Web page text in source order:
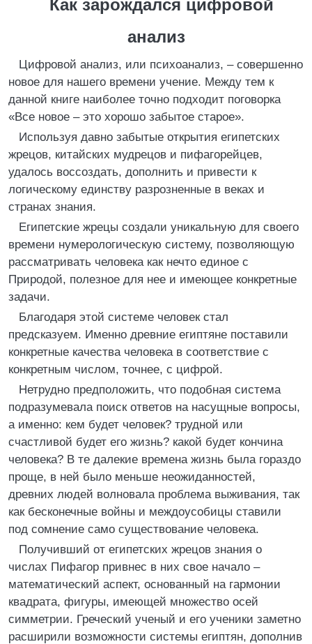
Как зарождался цифровой
анализ
Цифровой анализ, или психоанализ, – совершенно
новое для нашего времени учение. Между тем к
данной книге наиболее точно подходит поговорка
«Все новое – это хорошо забытое старое».
Используя давно забытые открытия египетских
жрецов, китайских мудрецов и пифагорейцев,
удалось воссоздать, дополнить и привести к
логическому единству разрозненные в веках и
странах знания.
Египетские жрецы создали уникальную для своего
времени нумерологическую систему, позволяющую
рассматривать человека как нечто единое с
Природой, полезное для нее и имеющее конкретные
задачи.
Благодаря этой системе человек стал
предсказуем. Именно древние египтяне поставили
конкретные качества человека в соответствие с
конкретным числом, точнее, с цифрой.
Нетрудно предположить, что подобная система
подразумевала поиск ответов на насущные вопросы,
а именно: кем будет человек? трудной или
счастливой будет его жизнь? какой будет кончина
человека? В те далекие времена жизнь была гораздо
проще, в ней было меньше неожиданностей,
древних людей волновала проблема выживания, так
как бесконечные войны и междоусобицы ставили
под сомнение само существование человека.
Получивший от египетских жрецов знания о
числах Пифагор привнес в них свое начало –
математический аспект, основанный на гармонии
квадрата, фигуры, имеющей множество осей
симметрии. Греческий ученый и его ученики заметно
расширили возможности системы египтян, дополнив